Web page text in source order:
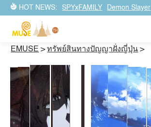
HOT NEWS: SPYxFAMILY Demon Slayer
EMUSE >ทรัพย์สินทางปัญญาฝั่งญี่ปุ่น >